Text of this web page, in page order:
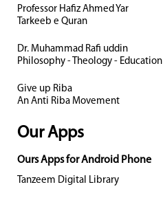
Professor Hafiz Ahmed Yar
Tarkeeb e Quran
Dr. Muhammad Rafi uddin
Philosophy - Theology - Education
Give up Riba
An Anti Riba Movement
Our Apps
Ours Apps for Android Phone
Tanzeem Digital Library